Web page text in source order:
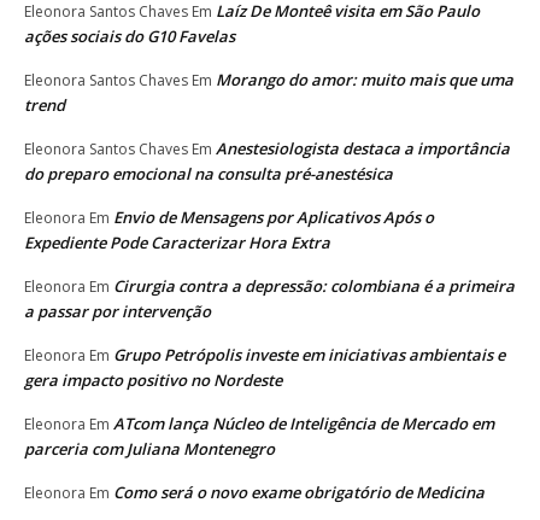
Eleonora Santos Chaves Em Laíz De Monteê visita em São Paulo
ações sociais do G10 Favelas
Eleonora Santos Chaves Em Morango do amor: muito mais que uma
trend
Eleonora Santos Chaves Em Anestesiologista destaca a importância
do preparo emocional na consulta pré-anestésica
Eleonora Em Envio de Mensagens por Aplicativos Após o
Expediente Pode Caracterizar Hora Extra
Eleonora Em Cirurgia contra a depressão: colombiana é a primeira
a passar por intervenção
Eleonora Em Grupo Petrópolis investe em iniciativas ambientais e
gera impacto positivo no Nordeste
Eleonora Em ATcom lança Núcleo de Inteligência de Mercado em
parceria com Juliana Montenegro
Eleonora Em Como será o novo exame obrigatório de Medicina